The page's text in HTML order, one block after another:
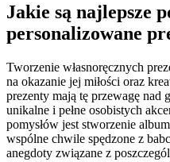
Jakie są najlepsze
personalizowane
Tworzenie własnoręcznych
na okazanie jej miłości oraz
prezenty mają tę przewagę nad
unikalne i pełne osobistych
pomysłów jest stworzenie
wspólne chwile spędzone z
anegdoty związane z